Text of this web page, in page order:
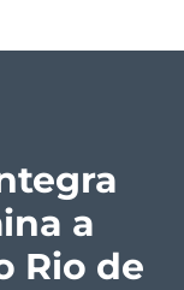
a
Rio de